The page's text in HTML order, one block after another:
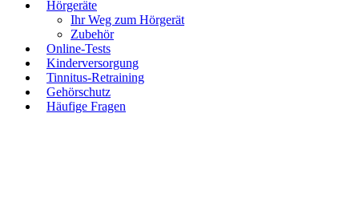
Hörgeräte
Ihr Weg zum Hörgerät
Zubehör
Online-Tests
Kinderversorgung
Tinnitus-Retraining
Gehörschutz
Häufige Fragen